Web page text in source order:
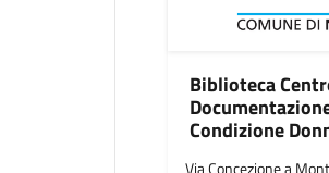
Biblioteca
Condizione
Via Concezione a